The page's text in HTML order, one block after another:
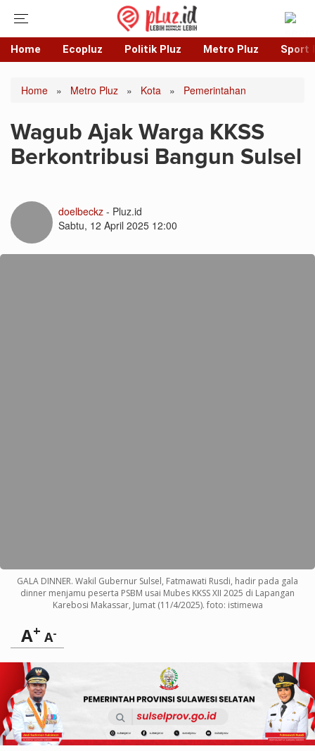
Home Ecopluz Politik Pluz Metro Pluz Sport
Home » Metro Pluz » Kota » Pemerintahan
Wagub Ajak Warga KKSS
Berkontribusi Bangun Sulsel
doelbeckz - Pluz.id
Sabtu, 12 April 2025 12:00
GALA DINNER. Wakil Gubernur Sulsel, Fatmawati Rusdi, hadir pada gala
dinner menjamu peserta PSBM usai Mubes KKSS XII 2025 di Lapangan
Karebosi Makassar, Jumat (11/4/2025). foto: istimewa
A+ A-